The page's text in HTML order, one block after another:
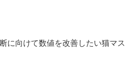
に向けて数値を改善したい猫マス